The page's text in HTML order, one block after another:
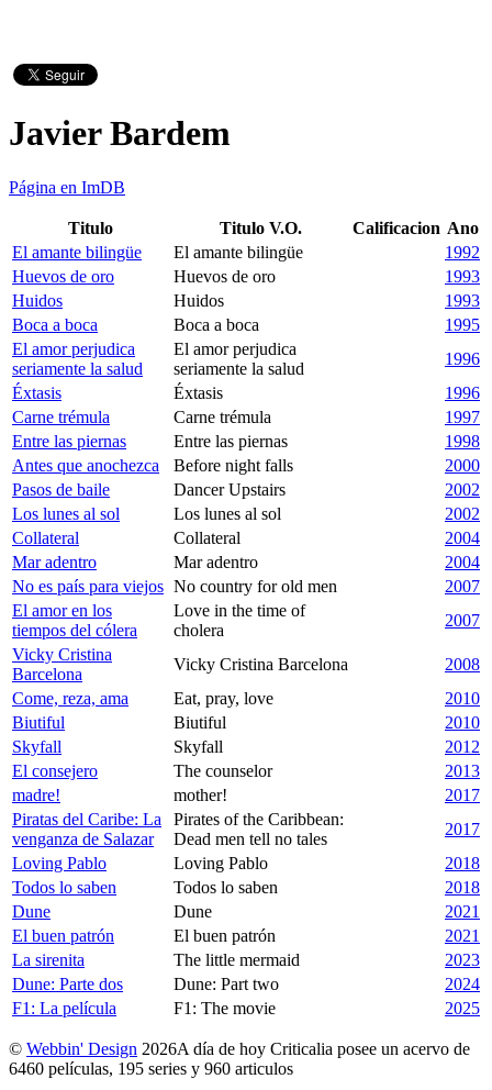
Javier Bardem
Página en ImDB
Titulo Titulo V.O. Calificacion Ano
El amante bilingüe
El amante bilingüe
1992
Huevos de oro
Huevos de oro
1993
Huidos
Huidos
1993
Boca a boca
Boca a boca
1995
El amor perjudica
seriamente la salud
El amor perjudica
seriamente la salud
1996
Éxtasis
Éxtasis
1996
Carne trémula
Carne trémula
1997
Entre las piernas
Entre las piernas
1998
Antes que anochezca
Before night falls
2000
Pasos de baile
Dancer Upstairs
2002
Los lunes al sol
Los lunes al sol
2002
Collateral
Collateral
2004
Mar adentro
Mar adentro
2004
No es país para viejos No country for old men
2007
El amor en los
tiempos del cólera
Love in the time of
cholera
2007
Vicky Cristina
Barcelona
Vicky Cristina Barcelona
2008
Come, reza, ama
Eat, pray, love
2010
Biutiful
Biutiful
2010
Skyfall
Skyfall
2012
El consejero
The counselor
2013
madre!
mother!
2017
Piratas del Caribe: La
venganza de Salazar
Pirates of the Caribbean:
Dead men tell no tales
2017
Loving Pablo
Loving Pablo
2018
Todos lo saben
Todos lo saben
2018
Dune
Dune
2021
El buen patrón
El buen patrón
2021
La sirenita
The little mermaid
2023
Dune: Parte dos
Dune: Part two
2024
F1: La película
F1: The movie 2025
© Webbin' Design 2026A día de hoy Criticalia posee un acervo de
6460 películas, 195 series y 960 articulos